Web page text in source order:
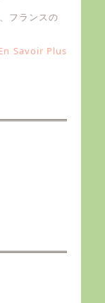
フランスの
Savoir Plus